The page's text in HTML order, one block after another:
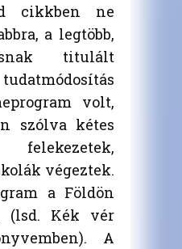
cikkben ne
a legtöbb,
titulált
volt,
szólva kétes
végeztek.
a Földön
(lsd. Kék vér
A